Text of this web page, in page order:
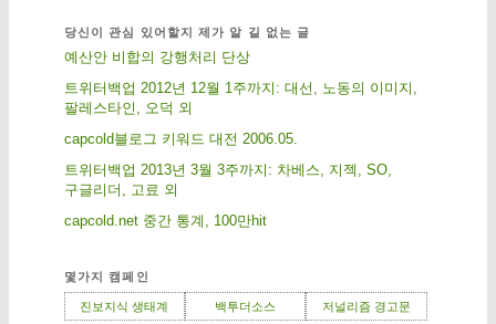
당신이 관심 있어할지 제가 알 길 없는 글
예산안 비합의 강행처리 단상
트위터백업 2012년 12월 1주까지: 대선, 노동의 이미지,
팔레스타인, 오덕 외
capcold블로그 키워드 대전 2006.05.
트위터백업 2013년 3월 3주까지: 차베스, 지젝, SO,
구글리더, 고료 외
capcold.net 중간 통계, 100만hit
몇가지 캠페인
진보지식 생태계 백투더소스 저널리즘 경고문